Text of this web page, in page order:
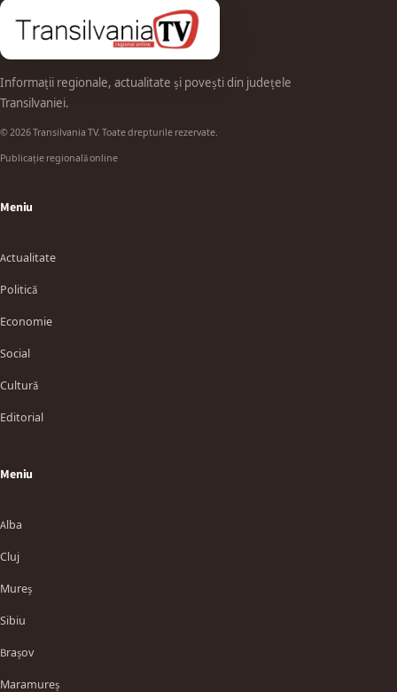
Informații regionale, actualitate și povești din județele
Transilvaniei.
© 2026 Transilvania TV. Toate drepturile rezervate.
Publicație regională online
Meniu
Actualitate
Politică
Economie
Social
Cultură
Editorial
Meniu
Alba
Cluj
Mureș
Sibiu
Brașov
Maramureș